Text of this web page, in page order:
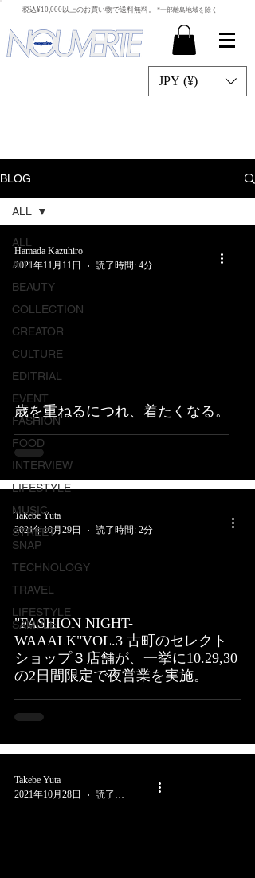
​税込¥10,000以上のお買い物で送料無料。 *一部離島地域を除く
JPY (¥)
BLOG
ALL
ART
BEAUTY
COLLECTION
CREATOR
CULTURE
EDITRIAL
EVENT
FASHION
FOOD
INTERVIEW
LIFESTYLE
MUSIC
STREET
SNAP
TECHNOLOGY
TRAVEL
LIFESTYLE
SAMPLE
ALL
歳を重ねるにつれ、着たくなる。
Hamada Kazuhiro
2021年11月11日
読了時間: 4分
"FASHION NIGHT-
WAAALK"VOL.3 古町のセレクト
ショップ３店舗が、一挙に10.29,30
の2日間限定で夜営業を実施。
Takebe Yuta
2021年10月29日
読了時間: 2分
Takebe Yuta
2021年10月28日
読了時間: 3分